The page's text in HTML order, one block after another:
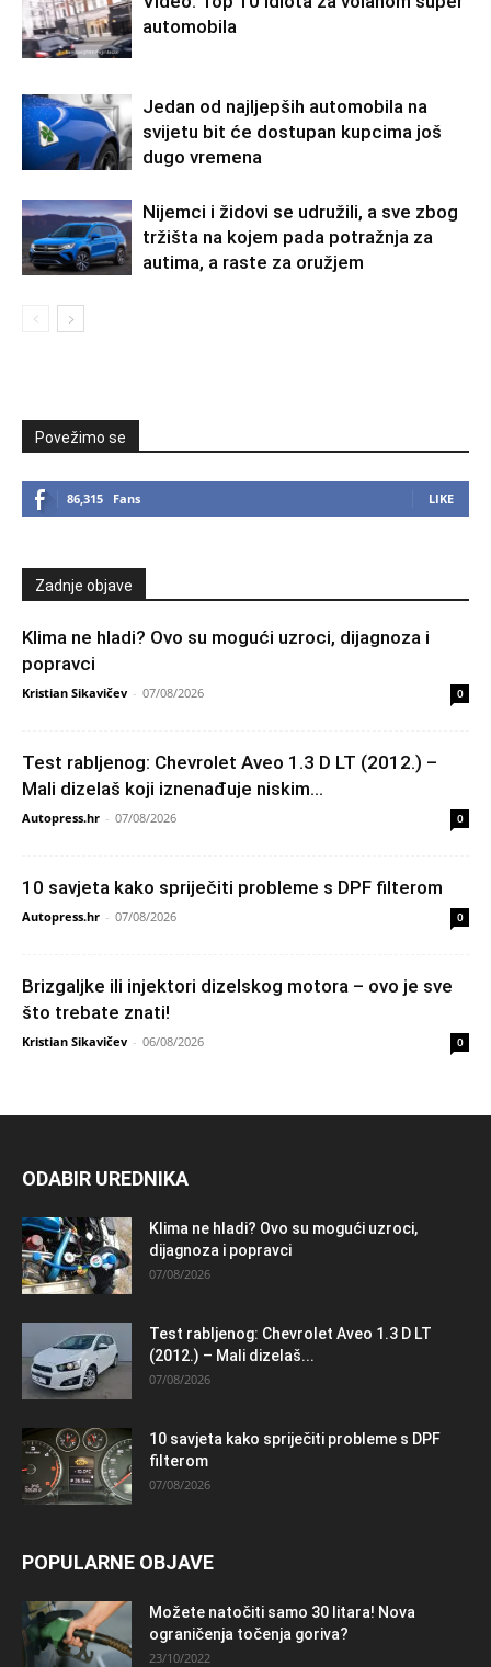
automobila
Jedan od najljepših automobila na
svijetu bit će dostupan kupcima još
dugo vremena
Nijemci i židovi se udružili, a sve zbog
tržišta na kojem pada potražnja za
autima, a raste za oružjem
Povežimo se
86,315 Fans LIKE
Zadnje objave
Klima ne hladi? Ovo su mogući uzroci, dijagnoza i
popravci
Kristian Sikavičev - 07/08/2026 0
Test rabljenog: Chevrolet Aveo 1.3 D LT (2012.) –
Mali dizelaš koji iznenađuje niskim...
Autopress.hr - 07/08/2026 0
10 savjeta kako spriječiti probleme s DPF filterom
Autopress.hr - 07/08/2026 0
Brizgaljke ili injektori dizelskog motora – ovo je sve
što trebate znati!
Kristian Sikavičev - 06/08/2026 0
ODABIR UREDNIKA
Klima ne hladi? Ovo su mogući uzroci,
dijagnoza i popravci
07/08/2026
Test rabljenog: Chevrolet Aveo 1.3 D LT
(2012.) – Mali dizelaš...
07/08/2026
10 savjeta kako spriječiti probleme s DPF
filterom
07/08/2026
POPULARNE OBJAVE
Možete natočiti samo 30 litara! Nova
ograničenja točenja goriva?
23/10/2022